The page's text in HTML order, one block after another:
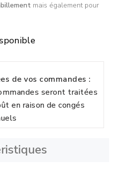
mais également pour
de vos commandes :
seront traitées
en raison de congés